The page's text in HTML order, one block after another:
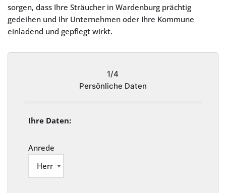
sorgen, dass Ihre Sträucher in Wardenburg prächtig
gedeihen und Ihr Unternehmen oder Ihre Kommune
einladend und gepflegt wirkt.
1/4
Persönliche Daten
Ihre Daten:
Anrede